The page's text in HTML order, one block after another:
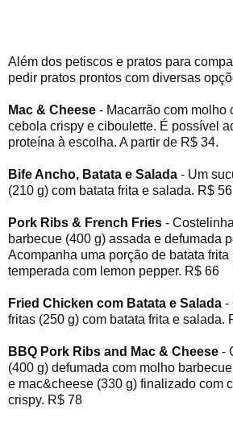
Além dos petiscos e pratos para
pedir pratos prontos com diversas
Mac & Cheese - Macarrão com molho
cebola crispy e ciboulette. É possível
proteína à escolha. A partir de R$ 34.
Bife Ancho, Batata e Salada - Um
(210 g) com batata frita e salada. R$ 56
Pork Ribs & French Fries -
barbecue (400 g) assada e defumada
Acompanha uma porção de batata
temperada com lemon pepper. R$ 66
Fried Chicken com Batata e Salada -
fritas (250 g) com batata frita e salada.
BBQ Pork Ribs and Mac & Cheese -
(400 g) defumada com molho
e mac&cheese (330 g) finalizado com
crispy. R$ 78